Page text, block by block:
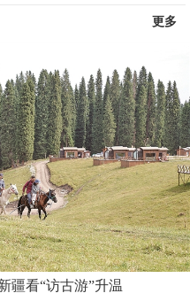
更多
疆看“访古游”升温